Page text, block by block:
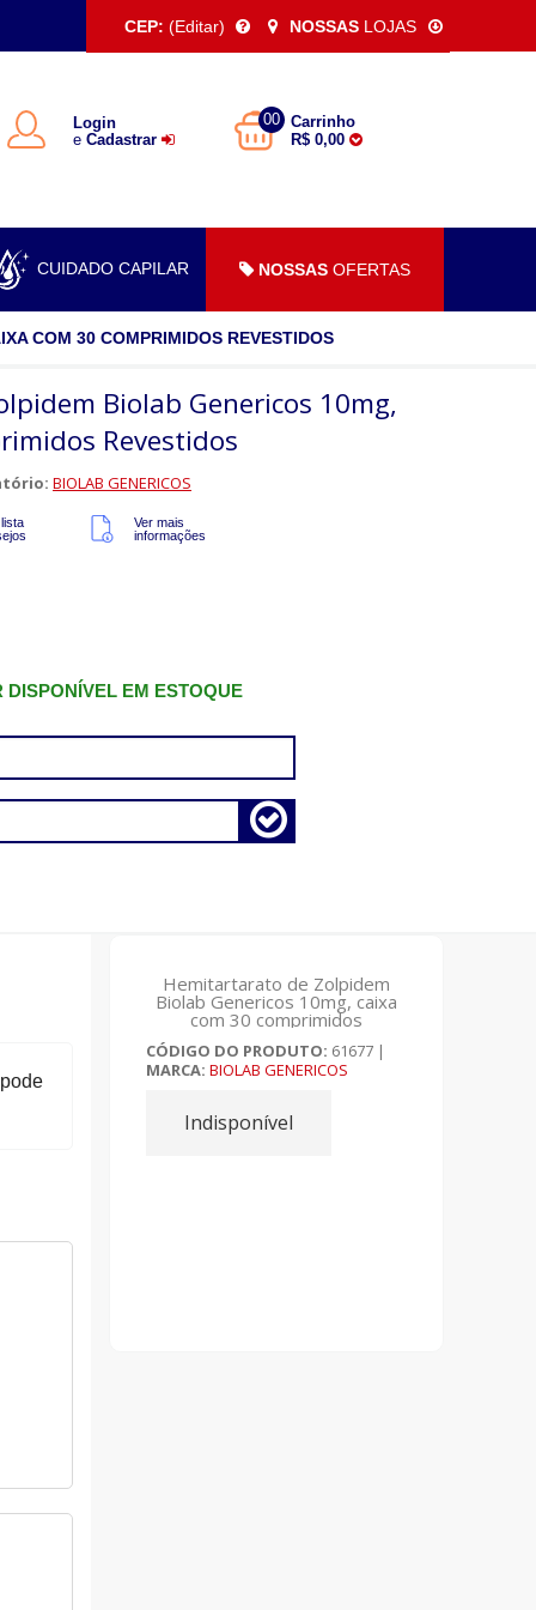
CEP: (Editar) NOSSAS LOJAS
Login
e Cadastrar
00
Carrinho
R$ 0,00
CUIDADO CAPILAR NOSSAS OFERTAS
COM 30 COMPRIMIDOS REVESTIDOS
Biolab Genericos 10mg,
Revestidos
BIOLAB GENERICOS
Ver mais
informações
EM ESTOQUE
Hemitartarato de Zolpidem
Biolab Genericos 10mg, caixa
com 30 comprimidos
CÓDIGO DO PRODUTO: 61677 |
MARCA: BIOLAB GENERICOS
Indisponível